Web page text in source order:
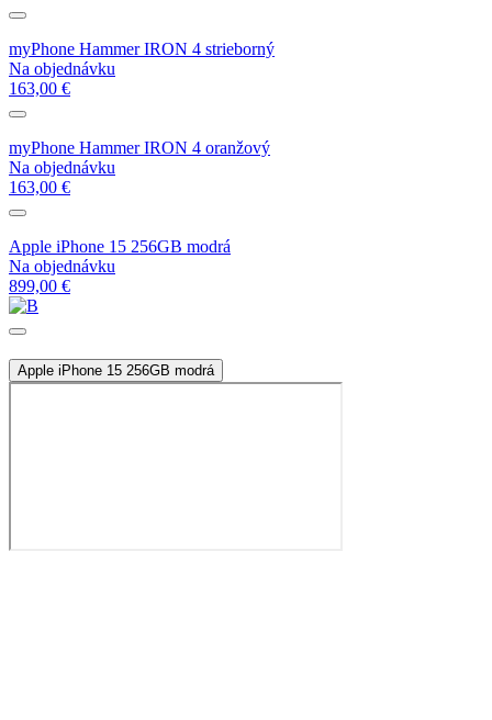
myPhone Hammer IRON 4 strieborný
Na objednávku
163,00 €
myPhone Hammer IRON 4 oranžový
Na objednávku
163,00 €
Apple iPhone 15 256GB modrá
Na objednávku
899,00 €
Apple iPhone 15 256GB modrá